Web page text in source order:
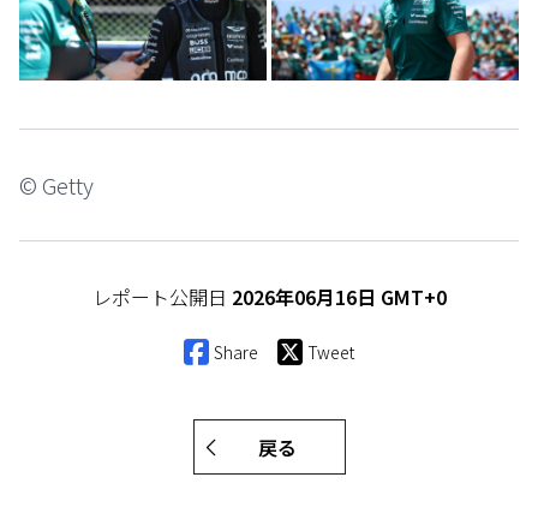
© Getty
レポート公開日 2026年06月16日 GMT+0
Share Tweet
戻る